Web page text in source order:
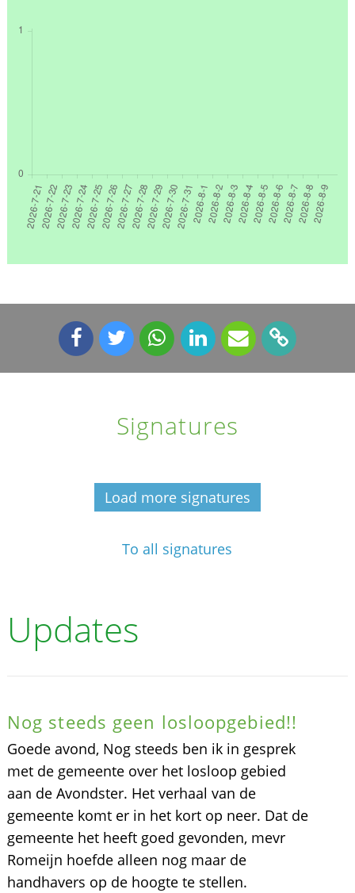
Signatures
Load more signatures
To all signatures
Updates
Nog steeds geen losloopgebied!!
Goede avond, Nog steeds ben ik in gesprek
met de gemeente over het losloop gebied
aan de Avondster. Het verhaal van de
gemeente komt er in het kort op neer. Dat de
gemeente het heeft goed gevonden, mevr
Romeijn hoefde alleen nog maar de
handhavers op de hoogte te stellen.